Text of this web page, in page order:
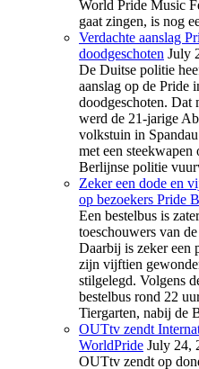
World Pride Music
gaat zingen, is nog
Verdachte aanslag
doodgeschoten July
De Duitse politie
aanslag op de Pride
doodgeschoten. Dat
werd de 21-jarige
volkstuin in
met een steekwapen
Berlijnse politie
Zeker een dode en
op bezoekers Pride
Een bestelbus is
toeschouwers van
Daarbij is zeker een
zijn vijftien
stilgelegd. Volgens
bestelbus rond 22
Tiergarten, nabij de
OUTtv zendt
WorldPride July 24,
OUTtv zendt op